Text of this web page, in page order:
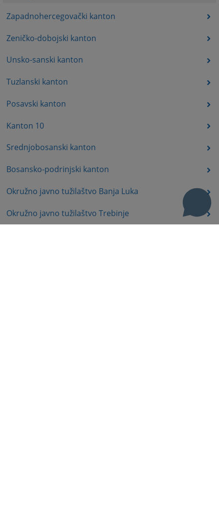
Zapadnohercegovački kanton
Zeničko-dobojski kanton
Unsko-sanski kanton
Tuzlanski kanton
Posavski kanton
Kanton 10
Srednjobosanski kanton
Bosansko-podrinjski kanton
Okružno javno tužilaštvo Banja Luka
Okružno javno tužilaštvo Trebinje